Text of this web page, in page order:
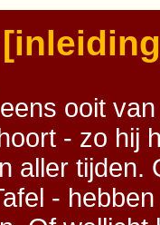
ooit
- zo hij
aller tijden.
-